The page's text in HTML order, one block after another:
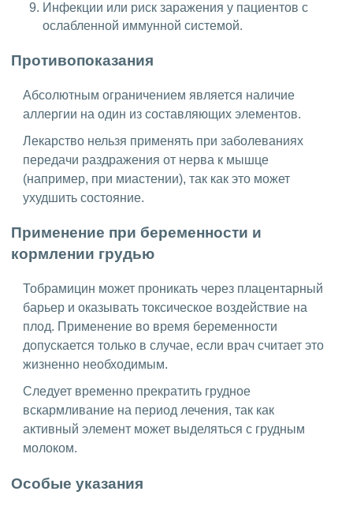
Инфекции или риск заражения у пациентов с
ослабленной иммунной системой.
Противопоказания
Абсолютным ограничением является наличие
аллергии на один из составляющих элементов.
Лекарство нельзя применять при заболеваниях
передачи раздражения от нерва к мышце
(например, при миастении), так как это может
ухудшить состояние.
Применение при беременности и
кормлении грудью
Тобрамицин может проникать через плацентарный
барьер и оказывать токсическое воздействие на
плод. Применение во время беременности
допускается только в случае, если врач считает это
жизненно необходимым.
Следует временно прекратить грудное
вскармливание на период лечения, так как
активный элемент может выделяться с грудным
молоком.
Особые указания